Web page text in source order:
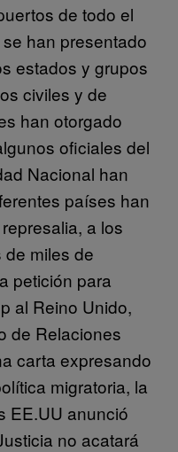
de todo el
han presentado
estados y grupos
civiles y de
han otorgado
oficiales del
Nacional han
países han
a los
miles de
petición para
al Reino Unido,
de Relaciones
carta expresando
migratoria, la
EE.UU anunció
no acatará